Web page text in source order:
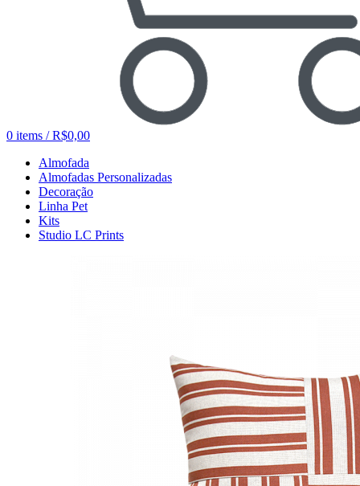
0 items / R$0,00
Almofada
Almofadas Personalizadas
Decoração
Linha Pet
Kits
Studio LC Prints